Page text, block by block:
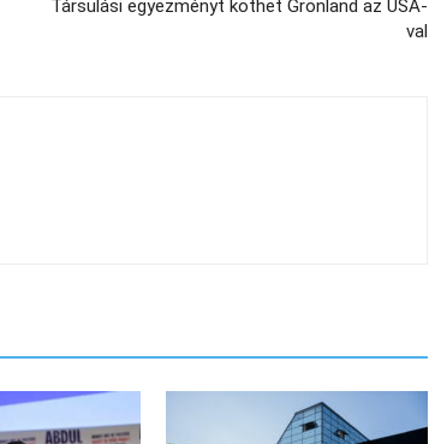
Társulási egyezményt köthet Grönland az USA-
val